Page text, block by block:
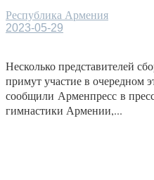
Республика Армения
2023-05-29
Несколько представителей
примут участие в очередном
сообщили Арменпресс в
гимнастики Армении,...